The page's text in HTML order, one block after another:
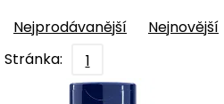
Nejprodávanější Nejnovější
Stránka:
1